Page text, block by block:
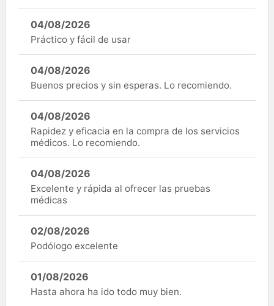
04/08/2026
Práctico y fácil de usar
04/08/2026
Buenos precios y sin esperas. Lo recomiendo.
04/08/2026
Rapidez y eficacia en la compra de los servicios
médicos. Lo recomiendo.
04/08/2026
Excelente y rápida al ofrecer las pruebas
médicas
02/08/2026
Podólogo excelente
01/08/2026
Hasta ahora ha ido todo muy bien.